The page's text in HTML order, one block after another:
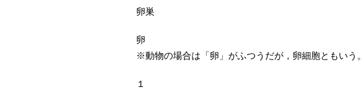
卵巣
卵
※動物の場合は「卵」がふつうだが，卵細胞ともいう。
１